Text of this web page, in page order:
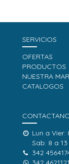
SERVICIOS
OFERTAS
PRODUCTOS
NUESTRA
CATALOGOS
Lun a Vier:
Sab: 8 a 13
342